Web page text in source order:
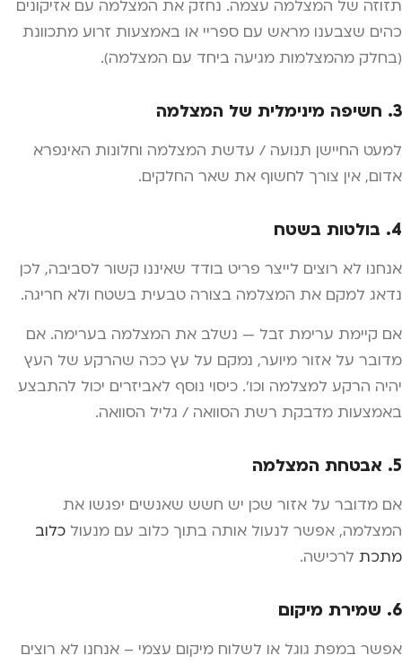
תזוזה של המצלמה עצמה. נחזק את המצלמה עם אזיקונים
כהים שצבענו מראש עם ספריי או באמצעות זרוע מתכוונת
(בחלק מהמצלמות מגיעה ביחד עם המצלמה).
3. חשיפה מינימלית של המצלמה
למעט החיישן תנועה / עדשת המצלמה וחלונות האינפרא
אדום, אין צורך לחשוף את שאר החלקים.
4. בולטות בשטח
אנחנו לא רוצים לייצר פריט בודד שאיננו קשור לסביבה, לכן
נדאג למקם את המצלמה בצורה טבעית בשטח ולא חריגה.
אם קיימת ערימת זבל — נשלב את המצלמה בערימה. אם
מדובר על אזור מיוער, נמקם על עץ ככה שהרקע של העץ
יהיה הרקע למצלמה וכו'. כיסוי נוסף לאביזרים יכול להתבצע
באמצעות מדבקת רשת הסוואה / גליל הסוואה.
5. אבטחת המצלמה
אם מדובר על אזור שכן יש חשש שאנשים יפגשו את
המצלמה, אפשר לנעול אותה בתוך כלוב עם מנעול כלוב
מתכת לרכישה.
6. שמירת מיקום
אפשר במפת גוגל או לשלוח מיקום עצמי – אנחנו לא רוצים